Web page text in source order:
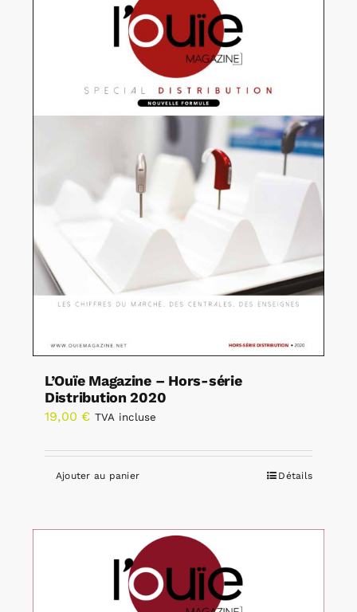
L’Ouïe Magazine – Hors-série
Distribution 2020
19,00 € TVA incluse
Ajouter au panier Détails